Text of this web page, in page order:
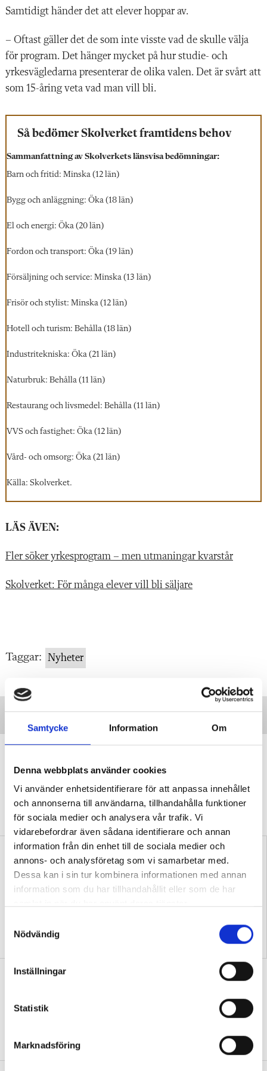
Samtycke Information Om
Denna webbplats använder cookies
Vi använder enhetsidentifierare för att anpassa innehållet
och annonserna till användarna, tillhandahålla funktioner
för sociala medier och analysera vår trafik. Vi
vidarebefordrar även sådana identifierare och annan
information från din enhet till de sociala medier och
annons- och analysföretag som vi samarbetar med.
Dessa kan i sin tur kombinera informationen med annan
information som du har tillhandahållit eller som de har
Nödvändig
Inställningar
Statistik
Marknadsföring
Samtidigt händer det att elever hoppar av.
– Oftast gäller det de som inte visste vad de skulle välja
för program. Det hänger mycket på hur studie- och
yrkesvägledarna presenterar de olika valen. Det är svårt att
som 15-åring veta vad man vill bli.
Så bedömer Skolverket framtidens behov
Sammanfattning av Skolverkets länsvisa bedömningar:
Barn och fritid: Minska (12 län)
Bygg och anläggning: Öka (18 län)
El och energi: Öka (20 län)
Fordon och transport: Öka (19 län)
Försäljning och service: Minska (13 län)
Frisör och stylist: Minska (12 län)
Hotell och turism: Behålla (18 län)
Industritekniska: Öka (21 län)
Naturbruk: Behålla (11 län)
Restaurang och livsmedel: Behålla (11 län)
VVS och fastighet: Öka (12 län)
Vård- och omsorg: Öka (21 län)
Källa: Skolverket.
LÄS ÄVEN:
Fler söker yrkesprogram – men utmaningar kvarstår
Skolverket: För många elever vill bli säljare
Taggar: Nyheter
motivationsretoriken
KRÖNIKATänk om motivation inte är
startpunkten utan slutresultatet? skriver
yrkesläraren Therese Blomqvist.
timmar men missar kvalitet
Emil Karlsson: Vi ska lära
eleverna hantera yrkets
Nya perspektiv på APL under
NYHETERNär ett hundratal yrkeslärare